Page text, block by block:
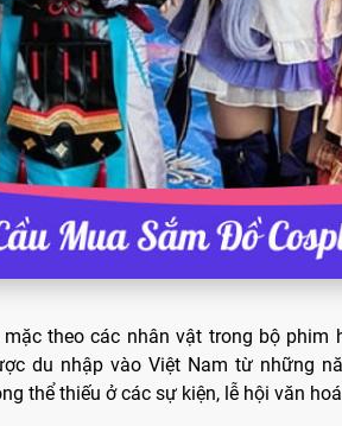
theo các nhân vật trong bộ phim
du nhập vào Việt Nam từ những
thể thiếu ở các sự kiện, lễ hội văn